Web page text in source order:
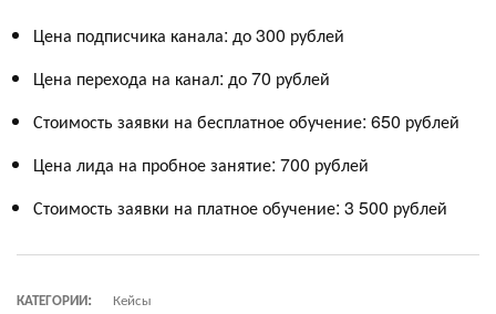
Цена подписчика канала: до 300 рублей
Цена перехода на канал: до 70 рублей
Стоимость заявки на бесплатное обучение: 650 рублей
Цена лида на пробное занятие: 700 рублей
Стоимость заявки на платное обучение: 3 500 рублей
КАТЕГОРИИ: Кейсы